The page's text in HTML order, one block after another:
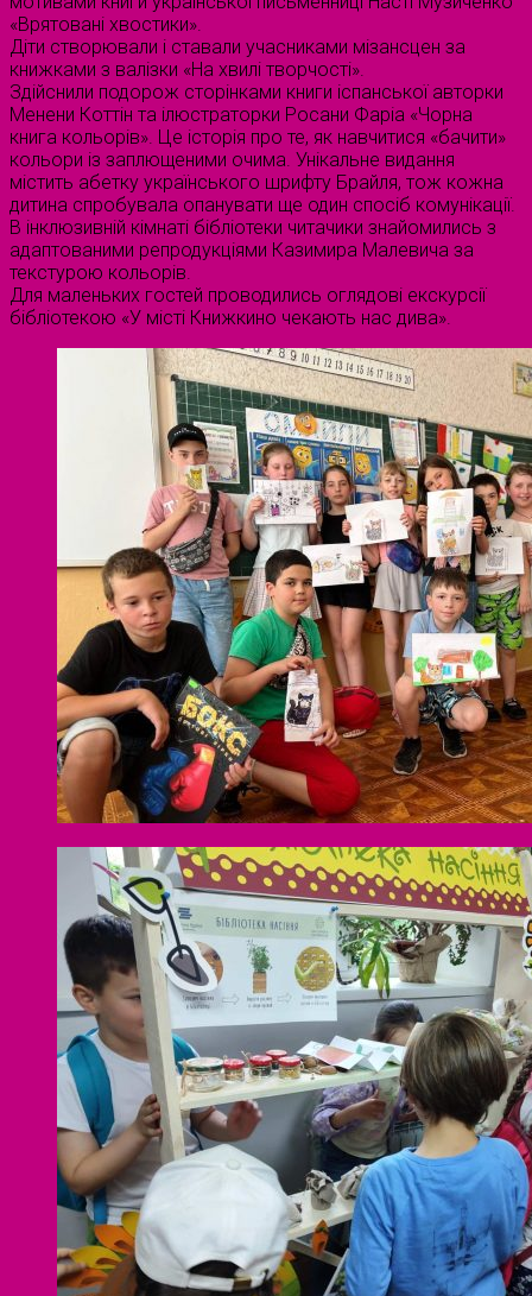
«Врятовані хвостики».
Діти створювали і ставали учасниками мізансцен за
книжками з валізки «На хвилі творчості».
Здійснили подорож сторінками книги іспанської авторки
Менени Коттін та ілюстраторки Росани Фаріа «Чорна
книга кольорів». Це історія про те, як навчитися «бачити»
кольори із заплющеними очима. Унікальне видання
містить абетку українського шрифту Брайля, тож кожна
дитина спробувала опанувати ще один спосіб комунікації.
В інклюзивній кімнаті бібліотеки читачики знайомились з
адаптованими репродукціями Казимира Малевича за
текстурою кольорів.
Для маленьких гостей проводились оглядові екскурсії
бібліотекою «У місті Книжкино чекають нас дива».